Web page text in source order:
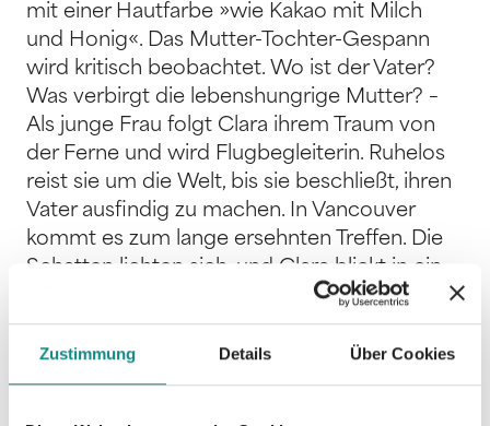
Zustimmung Details Über Cookies
mit einer Hautfarbe »wie Kakao mit Milch
und Honig«. Das Mutter-Tochter-Gespann
wird kritisch beobachtet. Wo ist der Vater?
Was verbirgt die lebenshungrige Mutter? –
Als junge Frau folgt Clara ihrem Traum von
der Ferne und wird Flugbegleiterin. Ruhelos
reist sie um die Welt, bis sie beschließt, ihren
Vater ausfindig zu machen. In Vancouver
kommt es zum lange ersehnten Treffen. Die
Schatten lichten sich, und Clara blickt in ein
Geflecht aus finanzieller Macht und
Diskriminierung, in dem auch ihr Vater
gefangen ist. Ihre Angst, von ihm abgelehnt
zu werden, weicht der Einsicht, dass alle